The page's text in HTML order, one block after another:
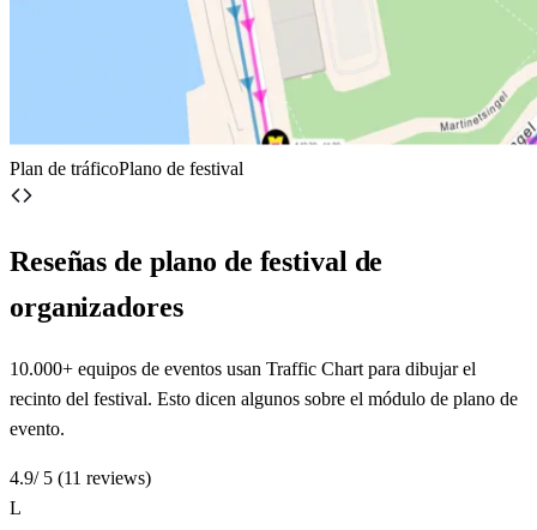
Plan de tráficoPlano de festival
Reseñas de plano de festival de
organizadores
10.000+ equipos de eventos usan Traffic Chart para dibujar el
recinto del festival. Esto dicen algunos sobre el módulo de plano de
evento.
4.9/ 5 (11 reviews)
L